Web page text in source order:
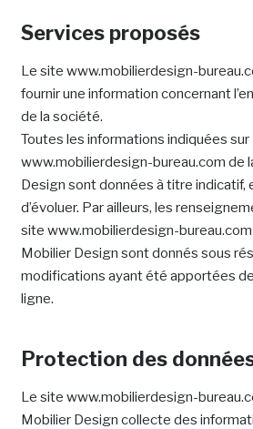
Services proposés
Le site www.mobilierdesign-
fournir une information concernant
de la société.
Toutes les informations indiquées sur
www.mobilierdesign-bureau.com de
Design sont données à titre
d’évoluer. Par ailleurs, les
site www.mobilierdesign-
Mobilier Design sont donnés sous
modifications ayant été apportées
ligne.
Protection des
Le site www.mobilierdesign-
Mobilier Design collecte des